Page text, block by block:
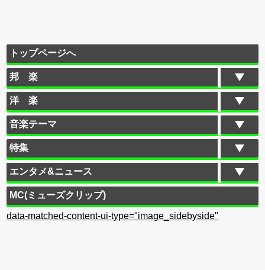
トップページへ
邦 楽
洋 楽
音楽テーマ
特集
エンタメ&ニュース
MC(ミューズクリップ)
data-matched-content-ui-type="image_sidebyside"